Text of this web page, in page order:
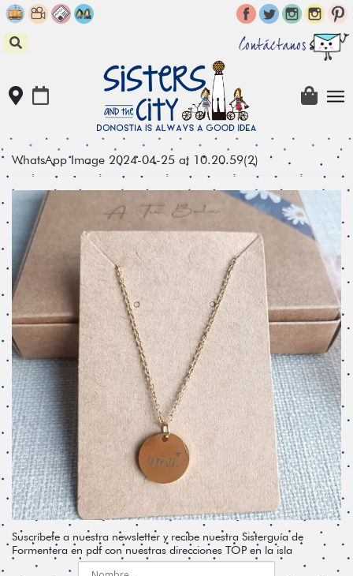
Skip
to
content
Contáctanos
WhatsApp Image 2024-04-25 at 10.20.59(2)
Suscríbete a nuestra newsletter y recibe nuestra Sisterguía de
Formentera en pdf con nuestras direcciones TOP en la isla